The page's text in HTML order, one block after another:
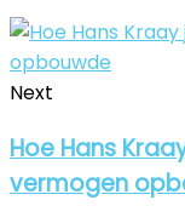
Next
Hoe Hans
vermogen